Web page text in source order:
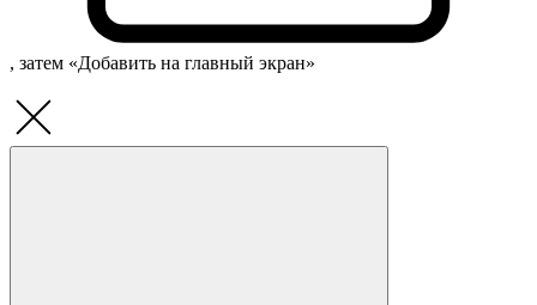
, затем «Добавить на главный экран»